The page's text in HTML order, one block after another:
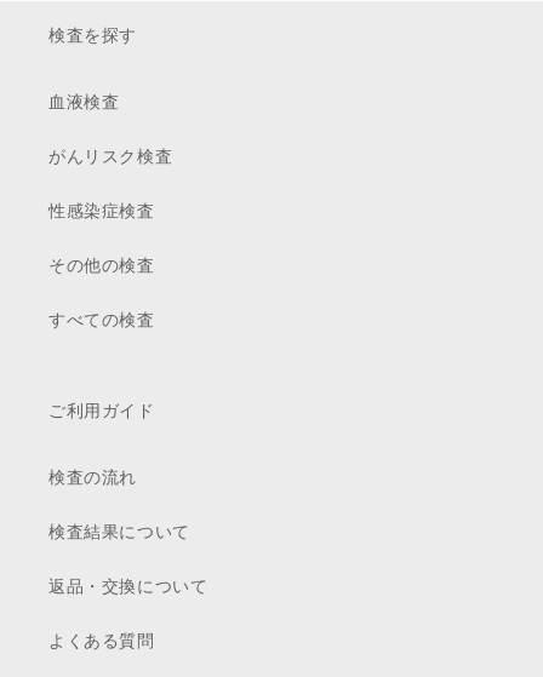
検査を探す
血液検査
がんリスク検査
性感染症検査
その他の検査
すべての検査
ご利用ガイド
検査の流れ
検査結果について
返品・交換について
よくある質問